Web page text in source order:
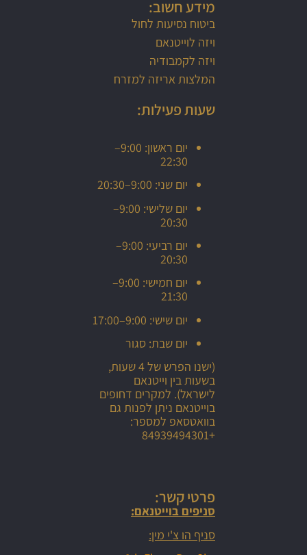
מידע חשוב:
ביטוח נסיעות לחול
ויזה לוייטנאם
ויזה לקמבודיה
המלצות אריזה למזרח
שעות פעילות:
יום ראשון: 9:00–
22:30
יום שני: 9:00–20:30
יום שלישי: 9:00–
20:30
יום רביעי: 9:00–
20:30
יום חמישי: 9:00–
21:30
יום שישי: 9:00–17:00
יום שבת: סגור
(ישנו הפרש של 4 שעות,
בשעות בין וייטנאם
לישראל). למקרים דחופים
בוייטנאם ניתן לפנות גם
בוואטסאפ למספר:
+84939494301
פרטי קשר:
סניפים בוייטנאם:
סניף הו צ'י מין: